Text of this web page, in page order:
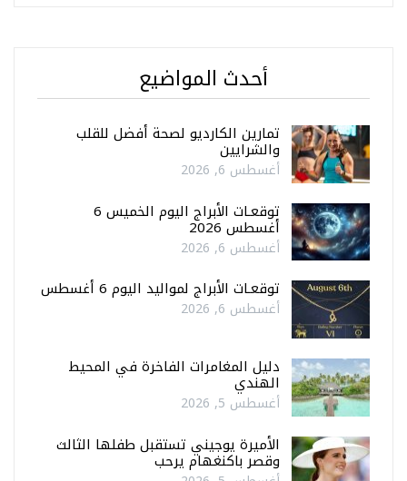
أحدث المواضيع
تمارين الكارديو لصحة أفضل للقلب
والشرايين
أغسطس 6, 2026
توقعـات الأبراج اليوم الخميس 6
أغسطس 2026
أغسطس 6, 2026
توقعـات الأبراج لمواليد اليوم 6 أغسطس
أغسطس 6, 2026
دليل المغامرات الفاخرة في المحيط
الهندي
أغسطس 5, 2026
الأميرة يوجيني تستقبل طفلها الثالث
وقصر باكنغهام يرحب